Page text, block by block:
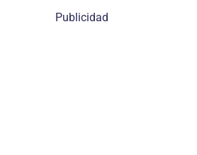
Publicidad